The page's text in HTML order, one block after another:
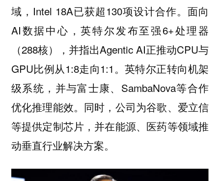
域，Intel 18A已获超130项设计合作。面向
AI数据中心，英特尔发布至强6+处理器
（288核），并指出Agentic AI正推动CPU与
GPU比例从1:8走向1:1。英特尔正转向机架
级系统，并与富士康、SambaNova等合作
优化推理能效。同时，公司为谷歌、爱立信
等提供定制芯片，并在能源、医药等领域推
动垂直行业解决方案。